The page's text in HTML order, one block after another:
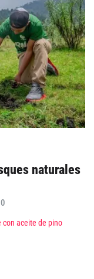
naturales
0
aceite de pino